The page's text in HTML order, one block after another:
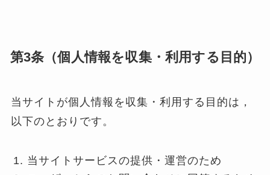
第3条（個人情報を収集・利用する目的）
当サイトが個人情報を収集・利用する目的は，
以下のとおりです。
当サイトサービスの提供・運営のため